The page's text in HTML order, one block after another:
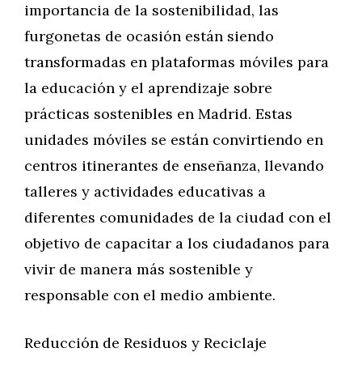
importancia de la sostenibilidad, las
furgonetas de ocasión están siendo
transformadas en plataformas móviles para
la educación y el aprendizaje sobre
prácticas sostenibles en Madrid. Estas
unidades móviles se están convirtiendo en
centros itinerantes de enseñanza, llevando
talleres y actividades educativas a
diferentes comunidades de la ciudad con el
objetivo de capacitar a los ciudadanos para
vivir de manera más sostenible y
responsable con el medio ambiente.
Reducción de Residuos y Reciclaje